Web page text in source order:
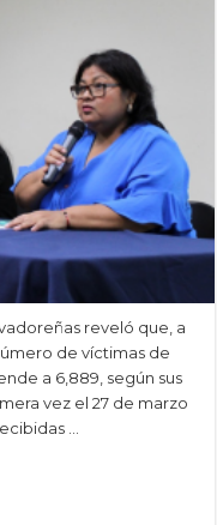
reveló que, a
de víctimas de
a 6,889, según sus
vez el 27 de marzo
…